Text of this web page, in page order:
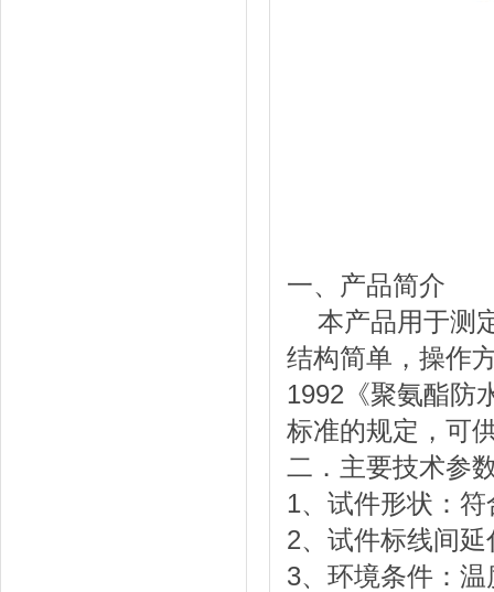
一、产品简介
本产品用于测
结构简单，操作
1992《聚氨酯防
标准的规定，可
二．主要技术参
1、试件形状：
2、试件标线间
3、环境条件：